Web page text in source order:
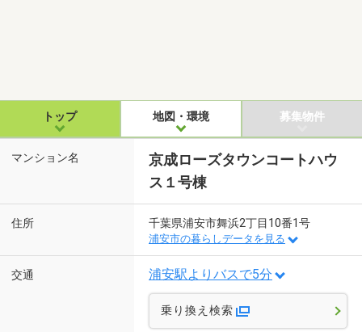
トップ 地図・環境 募集物件
マンション名
京成ローズタウンコートハウ
ス１号棟
住所 千葉県浦安市舞浜2丁目10番1号
浦安市の暮らしデータを見る
交通 浦安駅よりバスで5分
乗り換え検索